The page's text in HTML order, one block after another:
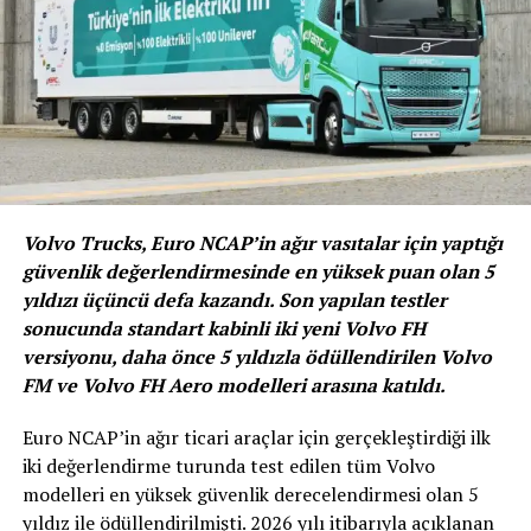
Volvo Trucks, Euro NCAP’in ağır vasıtalar için yaptığı
güvenlik değerlendirmesinde en yüksek puan olan 5
yıldızı üçüncü defa kazandı. Son yapılan testler
sonucunda standart kabinli iki yeni Volvo FH
versiyonu, daha önce 5 yıldızla ödüllendirilen Volvo
FM ve Volvo FH Aero modelleri arasına katıldı.
Euro NCAP’in ağır ticari araçlar için gerçekleştirdiği ilk
iki değerlendirme turunda test edilen tüm Volvo
modelleri en yüksek güvenlik derecelendirmesi olan 5
yıldız ile ödüllendirilmişti. 2026 yılı itibarıyla açıklanan